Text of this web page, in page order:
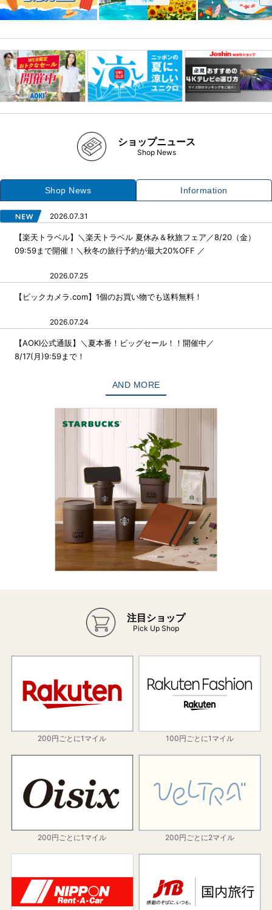
ショップニュース
Shop News
Shop News Information
2026.07.31
【楽天トラベル】＼楽天トラベル 夏休み＆秋旅フェア／8/20（金）
09:59まで開催！＼秋冬の旅行予約が最大20%OFF ／
2026.07.25
【ビックカメラ.com】1個のお買い物でも送料無料！
2026.07.24
【AOKI公式通販】＼夏本番！ビッグセール！！開催中／
8/17(月)9:59まで！
AND MORE
注目ショップ
Pick Up Shop
200円ごとに1マイル 100円ごとに1マイル
200円ごとに1マイル 200円ごとに2マイル